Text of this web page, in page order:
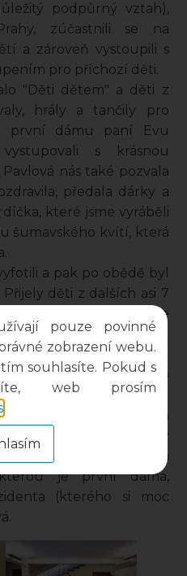
podpůrný vztah),
zúčastnili se na
a zároveň vystoupili s
pro příchozí děti.
"Děti dětem" a děti z
hrály a tančily pro
první dámu paní Evu
s krásnou
nás také pozvala
předala dárky a
které jsme vyráběli
šumavského kvítí, která
a pak po obědě byl
děti z dalších asi 7
Hodonín, Klánovice
z Tachova).
proběhli zahrady u
s úkoly a aktivitami pro
k samotnému
u sebe dvorní dámy a
moc příjemně strávený
tak milou, sympatickou a
je první dáma,
(kterého si moc
pouze povinné
zobrazení webu.
souhlasíte. Pokud s
web prosím